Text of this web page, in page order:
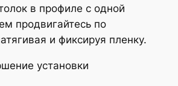
в профиле с одной
продвигайтесь по
и фиксируя пленку.
установки